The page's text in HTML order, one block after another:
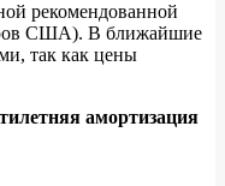
рекомендованной
США). В ближайшие
так как цены
амортизация